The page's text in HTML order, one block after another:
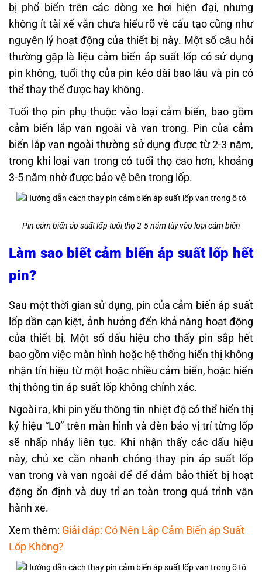
bị phổ biến trên các dòng xe hơi hiện đại, nhưng
không ít tài xế vẫn chưa hiểu rõ về cấu tạo cũng như
nguyên lý hoạt động của thiết bị này. Một số câu hỏi
thường gặp là liệu cảm biến áp suất lốp có sử dụng
pin không, tuổi thọ của pin kéo dài bao lâu và pin có
thể thay thế được hay không.
Tuổi thọ pin phụ thuộc vào loại cảm biến, bao gồm
cảm biến lắp van ngoài và van trong. Pin của cảm
biến lắp van ngoài thường sử dụng được từ 2-3 năm,
trong khi loại van trong có tuổi thọ cao hơn, khoảng
3-5 năm nhờ được bảo vệ bên trong lốp.
Pin cảm biến áp suất lốp tuổi thọ 2-5 năm tùy vào loại cảm biến
Làm sao biết cảm biến áp suất lốp hết
pin?
Sau một thời gian sử dụng, pin của cảm biến áp suất
lốp dần cạn kiệt, ảnh hưởng đến khả năng hoạt động
của thiết bị. Một số dấu hiệu cho thấy pin sắp hết
bao gồm việc màn hình hoặc hệ thống hiển thị không
nhận tín hiệu từ một hoặc nhiều cảm biến, hoặc hiển
thị thông tin áp suất lốp không chính xác.
Ngoài ra, khi pin yếu thông tin nhiệt độ có thể hiển thị
ký hiệu “L0” trên màn hình và đèn báo vị trí từng lốp
sẽ nhấp nháy liên tục. Khi nhận thấy các dấu hiệu
này, chủ xe cần nhanh chóng thay pin áp suất lốp
van trong và van ngoài để để đảm bảo thiết bị hoạt
động ổn định và duy trì an toàn trong quá trình vận
hành xe.
Xem thêm: Giải đáp: Có Nên Lắp Cảm Biến áp Suất
Lốp Không?